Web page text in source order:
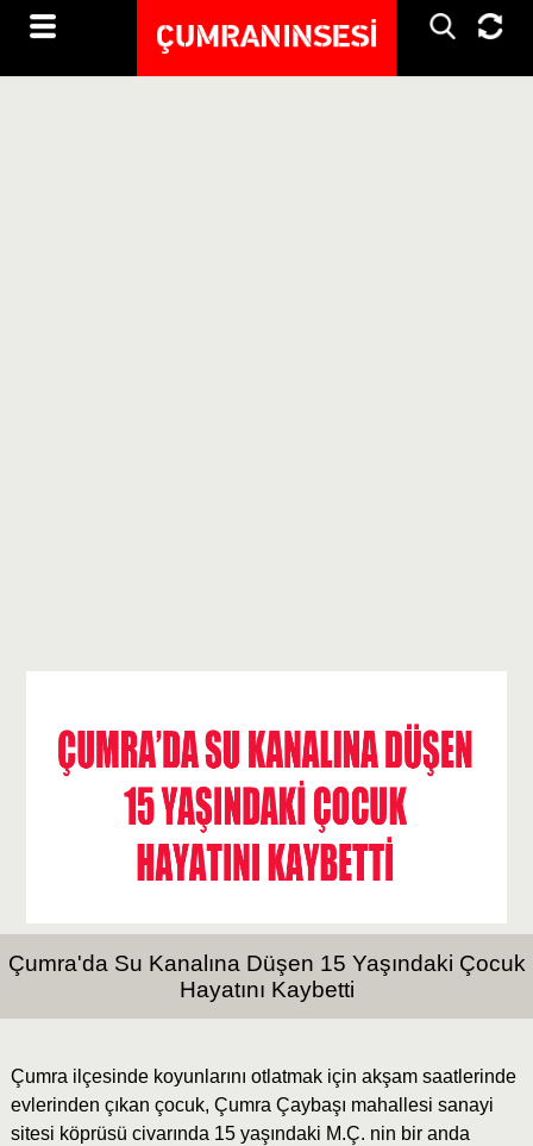
Çumra'da Su Kanalına Düşen 15 Yaşındaki Çocuk
Hayatını Kaybetti
Çumra ilçesinde koyunlarını otlatmak için akşam saatlerinde
evlerinden çıkan çocuk, Çumra Çaybaşı mahallesi sanayi
sitesi köprüsü civarında 15 yaşındaki M.Ç. nin bir anda